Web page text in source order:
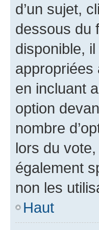
d’un sujet,
dessous du
disponible,
appropriées
en incluant
option
nombre
lors du
également
non les
Haut